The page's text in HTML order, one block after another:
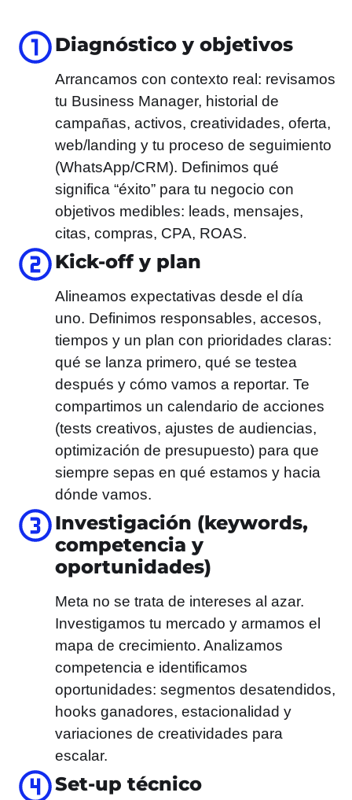
Diagnóstico y objetivos
Arrancamos con contexto real: revisamos
tu Business Manager, historial de
campañas, activos, creatividades, oferta,
web/landing y tu proceso de seguimiento
(WhatsApp/CRM). Definimos qué
significa “éxito” para tu negocio con
objetivos medibles: leads, mensajes,
citas, compras, CPA, ROAS.
Kick-off y plan
Alineamos expectativas desde el día
uno. Definimos responsables, accesos,
tiempos y un plan con prioridades claras:
qué se lanza primero, qué se testea
después y cómo vamos a reportar. Te
compartimos un calendario de acciones
(tests creativos, ajustes de audiencias,
optimización de presupuesto) para que
siempre sepas en qué estamos y hacia
dónde vamos.
Investigación (keywords,
competencia y
oportunidades)
Meta no se trata de intereses al azar.
Investigamos tu mercado y armamos el
mapa de crecimiento. Analizamos
competencia e identificamos
oportunidades: segmentos desatendidos,
hooks ganadores, estacionalidad y
variaciones de creatividades para
escalar.
Set-up técnico